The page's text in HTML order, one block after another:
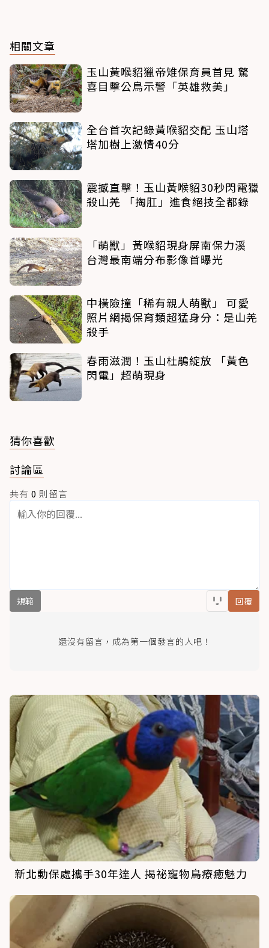
相關文章
玉山黃喉貂獵帝雉保育員首見 驚
喜目擊公鳥示警「英雄救美」
全台首次記錄黃喉貂交配 玉山塔
塔加樹上激情40分
震撼直擊！玉山黃喉貂30秒閃電獵
殺山羌 「掏肛」進食絕技全都錄
「萌獸」黃喉貂現身屏南保力溪
台灣最南端分布影像首曝光
中橫險撞「稀有親人萌獸」 可愛
照片網揭保育類超猛身分：是山羌
殺手
春雨滋潤！玉山杜鵑綻放 「黃色
閃電」超萌現身
猜你喜歡
討論區
共有 0 則留言
規範 回覆
還沒有留言，成為第一個發言的人吧！
新北動保處攜手30年達人 揭祕寵物鳥療癒魅力